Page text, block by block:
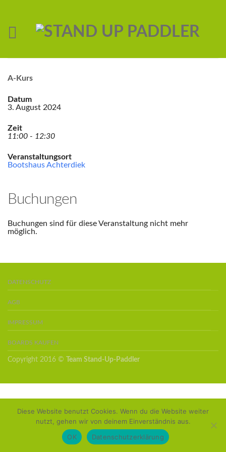
A-Kurs
Datum
3. August 2024
Zeit
11:00 - 12:30
Veranstaltungsort
Bootshaus Achterdiek
Buchungen
Buchungen sind für diese Veranstaltung nicht mehr
möglich.
DATENSCHUTZ
AGB
IMPRESSUM
BOARDS KAUFEN
Copyright 2016 © Team Stand-Up-Paddler
Diese Website benutzt Cookies. Wenn du die Website weiter
nutzt, gehen wir von deinem Einverständnis aus.
OK
Datenschutzerklärung